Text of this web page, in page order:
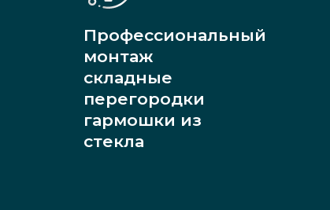
Профессиональный
монтаж
складные
перегородки
гармошки из
стекла